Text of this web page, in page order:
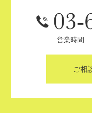
営業時間
ご相